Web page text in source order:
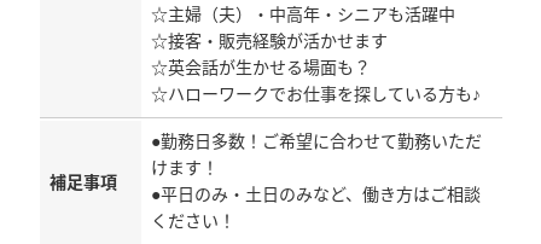
☆主婦（夫）・中高年・シニアも活躍中
☆接客・販売経験が活かせます
☆英会話が生かせる場面も？
☆ハローワークでお仕事を探している方も♪
補足事項
●勤務日多数！ご希望に合わせて勤務いただ
けます！
●平日のみ・土日のみなど、働き方はご相談
ください！